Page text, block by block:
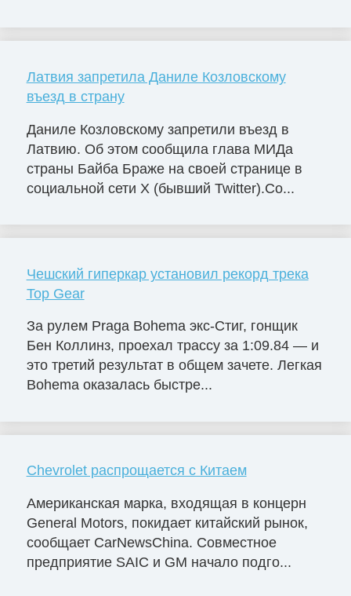
Латвия запретила Даниле Козловскому
въезд в страну
Даниле Козловскому запретили въезд в
Латвию. Об этом сообщила глава МИДа
страны Байба Браже на своей странице в
социальной сети X (бывший Twitter).Со...
Чешский гиперкар установил рекорд трека
Top Gear
За рулем Praga Bohema экс-Стиг, гонщик
Бен Коллинз, проехал трассу за 1:09.84 — и
это третий результат в общем зачете. Легкая
Bohema оказалась быстре...
Chevrolet распрощается с Китаем
Американская марка, входящая в концерн
General Motors, покидает китайский рынок,
сообщает CarNewsChina. Совместное
предприятие SAIC и GM начало подго...